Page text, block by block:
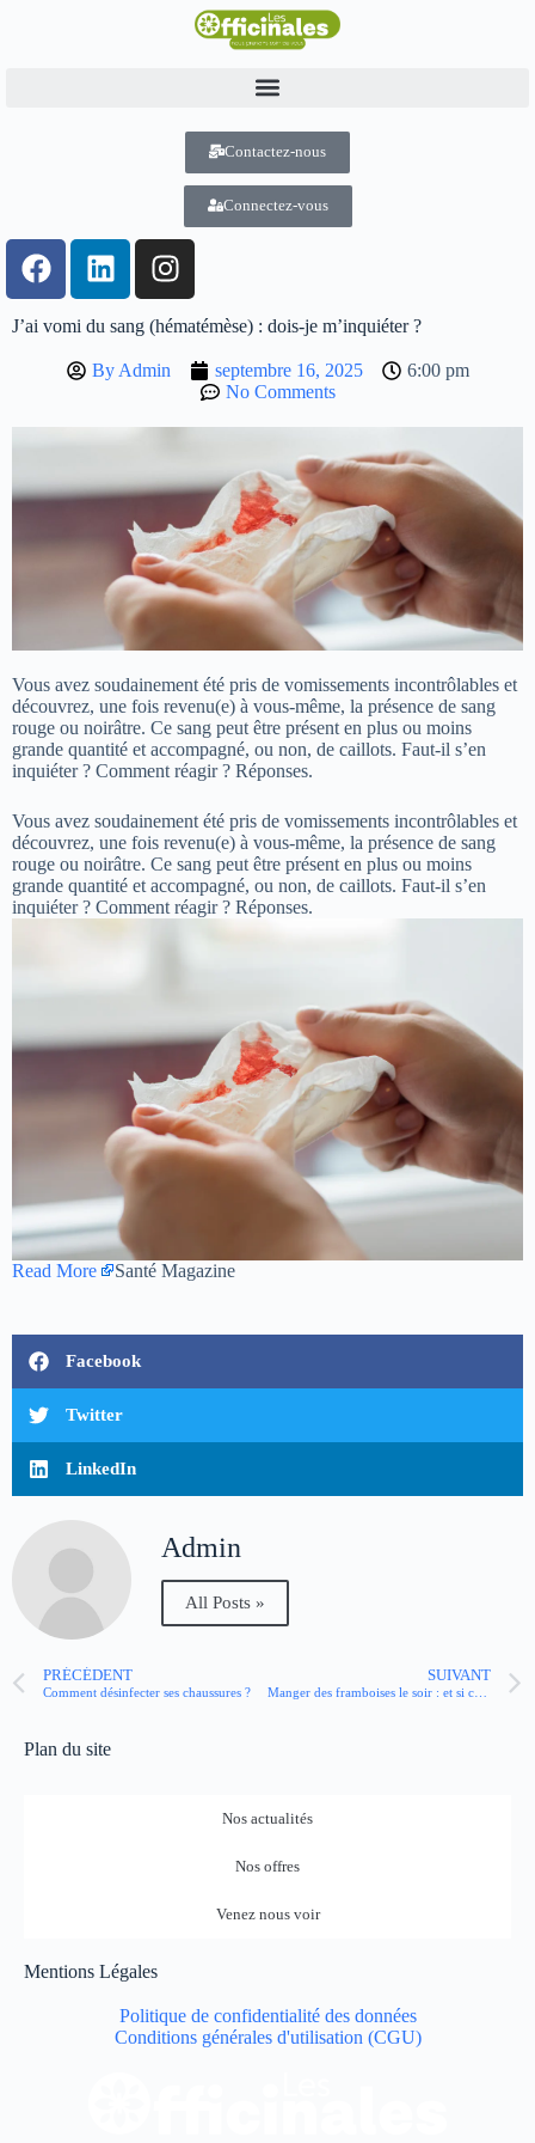
Contactez-nous
Connectez-vous
J’ai vomi du sang (hématémèse) : dois-je m’inquiéter ?
ByAdmin septembre 16, 2025
6:00 pm
No Comments
Vous avez soudainement été pris de vomissements incontrôlables et
découvrez, une fois revenu(e) à vous-même, la présence de sang
rouge ou noirâtre. Ce sang peut être présent en plus ou moins
grande quantité et accompagné, ou non, de caillots. Faut-il s’en
inquiéter ? Comment réagir ? Réponses.
Vous avez soudainement été pris de vomissements incontrôlables et
découvrez, une fois revenu(e) à vous-même, la présence de sang
rouge ou noirâtre. Ce sang peut être présent en plus ou moins
grande quantité et accompagné, ou non, de caillots. Faut-il s’en
inquiéter ? Comment réagir ? Réponses.
Read More Santé Magazine
Facebook
Twitter
LinkedIn
Admin
All Posts »
PRÉCÉDENT
Comment désinfecter ses chaussures ?
SUIVANT
Manger des framboises le soir : et si cela aidait à mieux dormir ?
Plan du site
Nos actualités
Nos offres
Venez nous voir
Mentions Légales
Politique de confidentialité des données
Conditions générales d'utilisation (CGU)